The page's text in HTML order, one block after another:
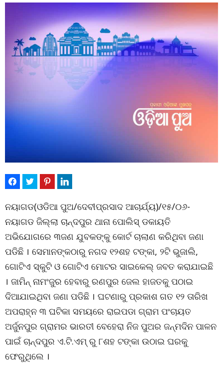
ନୟାଗଡ(ଓଡିଆ ପୁଅ/ଦେବୀପ୍ରସାଦ ଆଚାର୍ଯ୍ୟ)/୧୫/୦୬-
ନୟାଗଡ ଜିଲ୍ଲା ଚାନ୍ଦପୁର ଥାନା ପୋଲିସ୍ ଡକାୟତି
ଅଭିଯୋଗରେ ୩ଜଣ ଯୁବକଙ୍କୁ କୋର୍ଟ ଚାଲାଣ କରିଥିବା ଜଣା
ପଡିଛି । ସେମାନଙ୍କଠାରୁ ନଗଦ ୧୨ଶହ ଟଙ୍କା, ୨ଟି ଭୁଜାଲି,
ଗୋଟିଏ ସ୍କୁଟି ଓ ଗୋଟିଏ ମୋଟର ସାଇକେଲ୍ ଜବତ କରାଯାଇଛି
। ଜାମିନ୍ ନାମଂଜୁର ହେବାରୁ ରଣପୁର ଜେଲ ହାଜତକୁ ପଠାଇ
ଦିଆଯାଇଥିବା ଜଣା ପଡିଛି । ଘଟଣାରୁ ପ୍ରକାଶ ଗତ ୧୨ ତାରିଖ
ଅପରାହ୍ନ ୩ ଘଟିକା ସମୟରେ ରାଇପଡା ଗ୍ରାମ ପଂଚାୟତ
ଅର୍ଜୁନପୁର ଗ୍ରାମର ଭାରତୀ ବେହେରା ନିଜ ପୁଅର ଜନ୍ମଦିନ ପାଳନ
ପାଇଁ ଚାନ୍ଦପୁର ଏ.ଟି.ଏମ୍ ରୁ ୮ଶହ ଟଙ୍କା ଉଠାଇ ଘରକୁ
ଫେରୁଥିଲେ ।